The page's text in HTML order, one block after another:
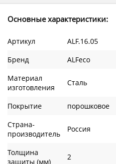
Основные характеристики:
Артикул
ALF.16.05
Бренд
ALFeco
Материал
изготовления
Сталь
Покрытие
порошковое
Страна-
производитель
Россия
Толщина
защиты (мм)
2